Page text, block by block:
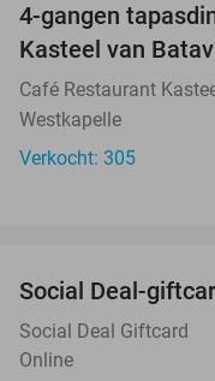
4-gangen
Kasteel van
Café Restaurant
Westkapelle
Verkocht: 305
Social Deal-
Social Deal Giftcard
Online